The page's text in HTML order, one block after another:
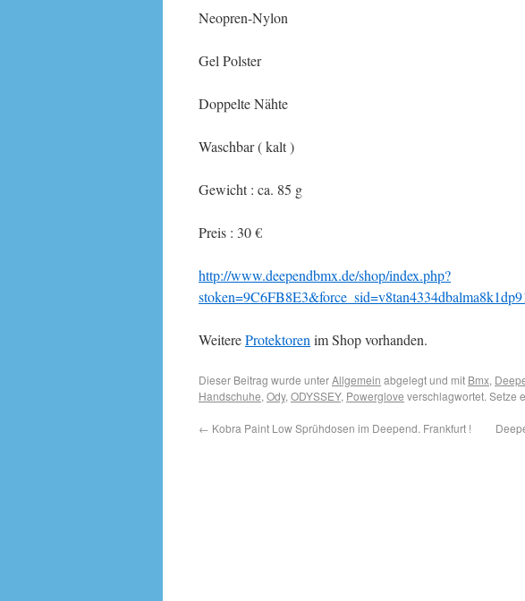
Neopren-Nylon
Gel Polster
Doppelte Nähte
Waschbar ( kalt )
Gewicht : ca. 85 g
Preis : 30 €
http://www.deependbmx.de/shop/index.php?
WeitereProtektoren im Shop vorhanden.
Dieser Beitrag wurde unterAllgemein abgelegt und mit Bmx,
Handschuhe, Ody, ODYSSEY, Powerglove verschlagwortet. Setze
← Kobra Paint Low Sprühdosen im Deepend. Frankfurt !